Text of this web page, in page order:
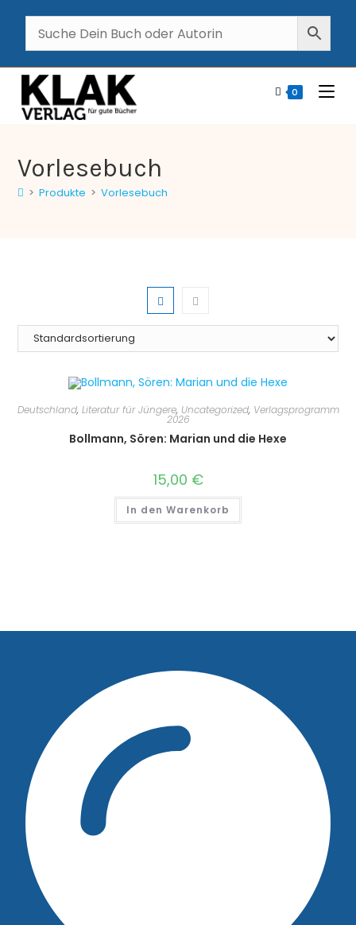
0
Vorlesebuch
> Produkte > Vorlesebuch
Deutschland, Literatur für Jüngere, Uncategorized, Verlagsprogramm
2026
Bollmann, Sören: Marian und die Hexe
15,00 €
In den Warenkorb